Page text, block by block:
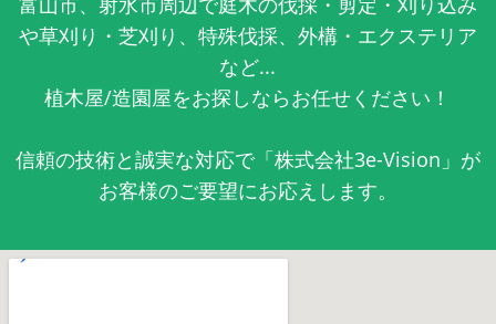
や草刈り・芝刈り、特殊伐採、外構・エクステリア
など...
植木屋/造園屋をお探しならお任せください！
信頼の技術と誠実な対応で「株式会社3e-Vision」が
お客様のご要望にお応えします。